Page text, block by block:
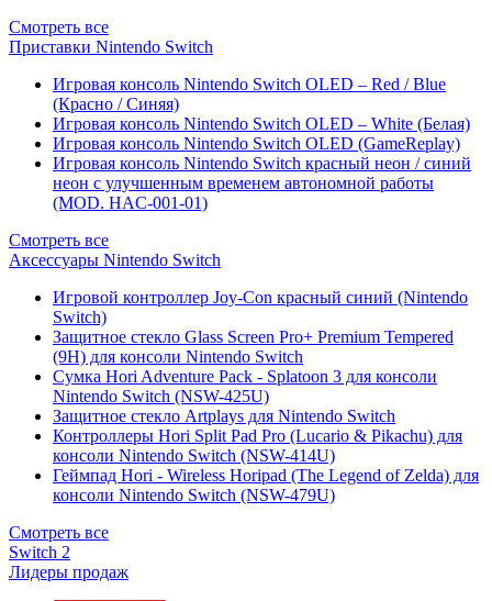
Смотреть все
Приставки Nintendo Switch
Игровая консоль Nintendo Switch OLED – Red / Blue
(Красно / Синяя)
Игровая консоль Nintendo Switch OLED – White (Белая)
Игровая консоль Nintendo Switch OLED (GameReplay)
Игровая консоль Nintendo Switch красный неон / синий
неон с улучшенным временем автономной работы
(MOD. HAC-001-01)
Смотреть все
Аксессуары Nintendo Switch
Игровой контроллер Joy-Con красный синий (Nintendo
Switch)
Защитное стекло Glass Screen Pro+ Premium Tempered
(9H) для консоли Nintendo Switch
Сумка Hori Adventure Pack - Splatoon 3 для консоли
Nintendo Switch (NSW-425U)
Защитное стекло Artplays для Nintendo Switch
Контроллеры Hori Split Pad Pro (Lucario & Pikachu) для
консоли Nintendo Switch (NSW-414U)
Геймпад Hori - Wireless Horipad (The Legend of Zelda) для
консоли Nintendo Switch (NSW-479U)
Смотреть все
Switch 2
Лидеры продаж